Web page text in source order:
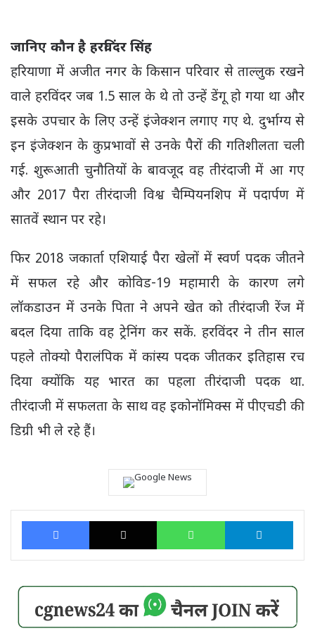
जानिए कौन है हरविंदर सिंह
हरियाणा में अजीत नगर के किसान परिवार से ताल्लुक रखने
वाले हरविंदर जब 1.5 साल के थे तो उन्हें डेंगू हो गया था और
इसके उपचार के लिए उन्हें इंजेक्शन लगाए गए थे. दुर्भाग्य से
इन इंजेक्शन के कुप्रभावों से उनके पैरों की गतिशीलता चली
गई. शुरूआती चुनौतियों के बावजूद वह तीरंदाजी में आ गए
और 2017 पैरा तीरंदाजी विश्व चैम्पियनशिप में पदार्पण में
सातवें स्थान पर रहे।
फिर 2018 जकार्ता एशियाई पैरा खेलों में स्वर्ण पदक जीतने
में सफल रहे और कोविड-19 महामारी के कारण लगे
लॉकडाउन में उनके पिता ने अपने खेत को तीरंदाजी रेंज में
बदल दिया ताकि वह ट्रेनिंग कर सकें. हरविंदर ने तीन साल
पहले तोक्यो पैरालंपिक में कांस्य पदक जीतकर इतिहास रच
दिया क्योंकि यह भारत का पहला तीरंदाजी पदक था.
तीरंदाजी में सफलता के साथ वह इकोनॉमिक्स में पीएचडी की
डिग्री भी ले रहे हैं।
Facebook X WhatsApp